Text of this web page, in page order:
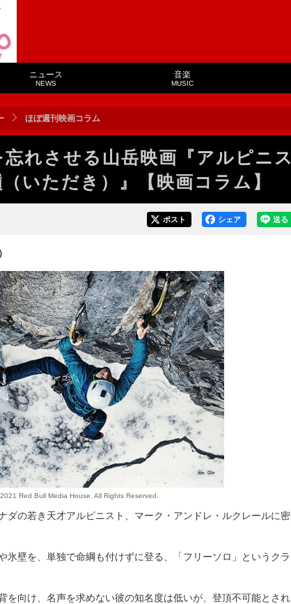
ニュース
NEWS
音楽
MUSIC
ほぼ週刊映画コラム
れさせる山岳映画『アルピニス
いただき）』【映画コラム】
送る
シェア
ポスト
Red Bull Media House. All Rights Reserved.
の若き天才アルピニスト、マーク・アンドレ・ルクレールに密
壁を、単独で命綱も付けずに登る、「フリーソロ」というクラ
向け、名声を求めない彼の知名度は低いが、登頂不可能とされ